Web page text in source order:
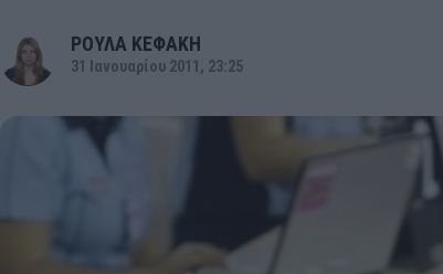
ΡΟΥΛΑ ΚΕΦΑΚΗ
31 Ιανουαρίου 2011, 23:25